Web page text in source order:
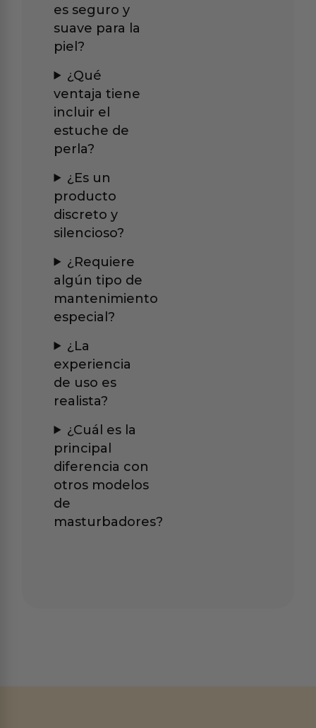
es seguro y
suave para la
piel?
¿Qué
ventaja tiene
incluir el
estuche de
perla?
¿Es un
producto
discreto y
silencioso?
¿Requiere
algún tipo de
mantenimiento
especial?
¿La
experiencia
de uso es
realista?
¿Cuál es la
principal
diferencia con
otros modelos
de
masturbadores?